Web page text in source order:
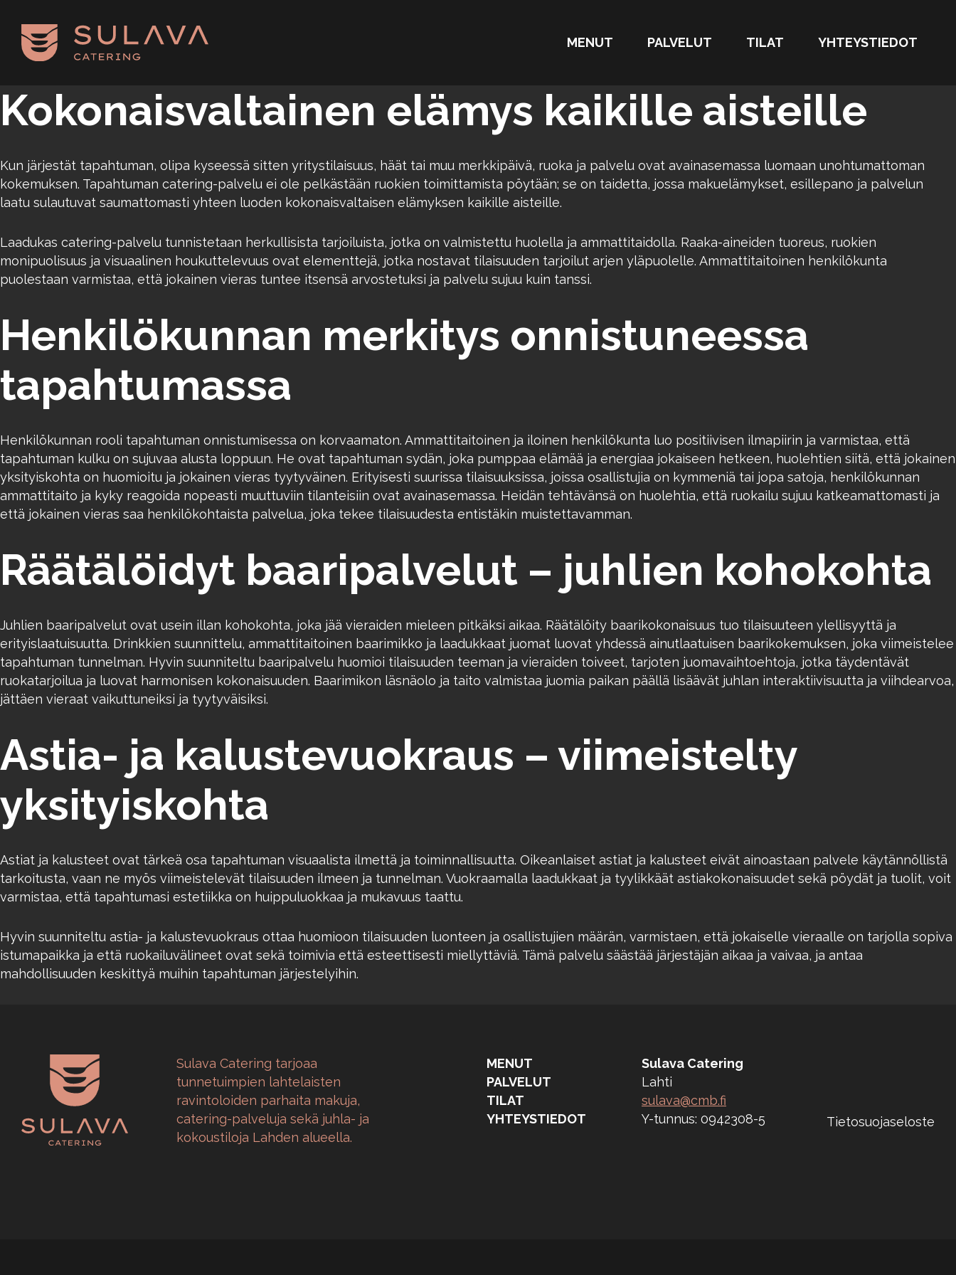
MENUT PALVELUT TILAT YHTEYSTIEDOT
Kokonaisvaltainen elämys kaikille aisteille
Kun järjestät tapahtuman, olipa kyseessä sitten yritystilaisuus, häät tai muu merkkipäivä, ruoka ja palvelu ovat avainasemassa luomaan unohtumattoman
kokemuksen. Tapahtuman catering-palvelu ei ole pelkästään ruokien toimittamista pöytään; se on taidetta, jossa makuelämykset, esillepano ja palvelun
laatu sulautuvat saumattomasti yhteen luoden kokonaisvaltaisen elämyksen kaikille aisteille.
Laadukas catering-palvelu tunnistetaan herkullisista tarjoiluista, jotka on valmistettu huolella ja ammattitaidolla. Raaka-aineiden tuoreus, ruokien
monipuolisuus ja visuaalinen houkuttelevuus ovat elementtejä, jotka nostavat tilaisuuden tarjoilut arjen yläpuolelle. Ammattitaitoinen henkilökunta
puolestaan varmistaa, että jokainen vieras tuntee itsensä arvostetuksi ja palvelu sujuu kuin tanssi.
Henkilökunnan merkitys onnistuneessa
tapahtumassa
Henkilökunnan rooli tapahtuman onnistumisessa on korvaamaton. Ammattitaitoinen ja iloinen henkilökunta luo positiivisen ilmapiirin ja varmistaa, että
tapahtuman kulku on sujuvaa alusta loppuun. He ovat tapahtuman sydän, joka pumppaa elämää ja energiaa jokaiseen hetkeen, huolehtien siitä, että jokainen
yksityiskohta on huomioitu ja jokainen vieras tyytyväinen. Erityisesti suurissa tilaisuuksissa, joissa osallistujia on kymmeniä tai jopa satoja, henkilökunnan
ammattitaito ja kyky reagoida nopeasti muuttuviin tilanteisiin ovat avainasemassa. Heidän tehtävänsä on huolehtia, että ruokailu sujuu katkeamattomasti ja
että jokainen vieras saa henkilökohtaista palvelua, joka tekee tilaisuudesta entistäkin muistettavamman.
Räätälöidyt baaripalvelut – juhlien kohokohta
Juhlien baaripalvelut ovat usein illan kohokohta, joka jää vieraiden mieleen pitkäksi aikaa. Räätälöity baarikokonaisuus tuo tilaisuuteen ylellisyyttä ja
erityislaatuisuutta. Drinkkien suunnittelu, ammattitaitoinen baarimikko ja laadukkaat juomat luovat yhdessä ainutlaatuisen baarikokemuksen, joka viimeistelee
tapahtuman tunnelman. Hyvin suunniteltu baaripalvelu huomioi tilaisuuden teeman ja vieraiden toiveet, tarjoten juomavaihtoehtoja, jotka täydentävät
ruokatarjoilua ja luovat harmonisen kokonaisuuden. Baarimikon läsnäolo ja taito valmistaa juomia paikan päällä lisäävät juhlan interaktiivisuutta ja viihdearvoa,
jättäen vieraat vaikuttuneiksi ja tyytyväisiksi.
Astia- ja kalustevuokraus – viimeistelty
yksityiskohta
Astiat ja kalusteet ovat tärkeä osa tapahtuman visuaalista ilmettä ja toiminnallisuutta. Oikeanlaiset astiat ja kalusteet eivät ainoastaan palvele käytännöllistä
tarkoitusta, vaan ne myös viimeistelevät tilaisuuden ilmeen ja tunnelman. Vuokraamalla laadukkaat ja tyylikkäät astiakokonaisuudet sekä pöydät ja tuolit, voit
varmistaa, että tapahtumasi estetiikka on huippuluokkaa ja mukavuus taattu.
Hyvin suunniteltu astia- ja kalustevuokraus ottaa huomioon tilaisuuden luonteen ja osallistujien määrän, varmistaen, että jokaiselle vieraalle on tarjolla sopiva
istumapaikka ja että ruokailuvälineet ovat sekä toimivia että esteettisesti miellyttäviä. Tämä palvelu säästää järjestäjän aikaa ja vaivaa, ja antaa
mahdollisuuden keskittyä muihin tapahtuman järjestelyihin.
Sulava Catering tarjoaa
tunnetuimpien lahtelaisten
ravintoloiden parhaita makuja,
catering-palveluja sekä juhla- ja
kokoustiloja Lahden alueella.
MENUT
PALVELUT
TILAT
YHTEYSTIEDOT
Sulava Catering
Lahti
sulava@cmb.fi
Y-tunnus: 0942308-5
Tietosuojaseloste